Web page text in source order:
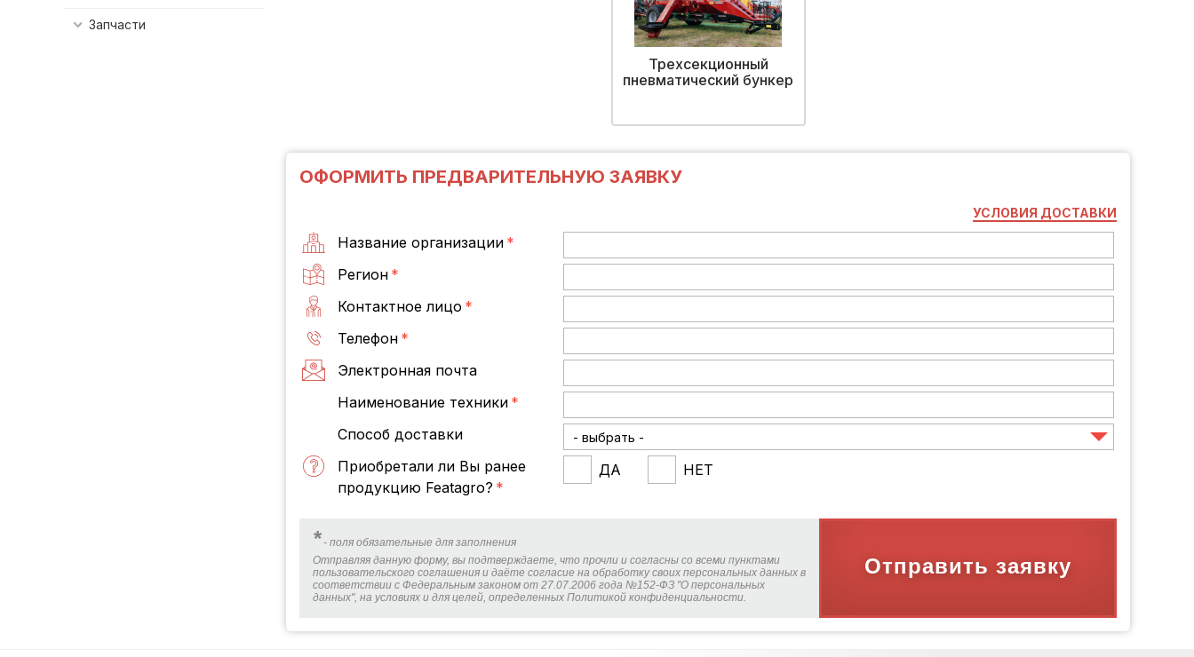
Запчасти
Трехсекционный
пневматический бункер
ОФОРМИТЬ ПРЕДВАРИТЕЛЬНУЮ ЗАЯВКУ
УСЛОВИЯ ДОСТАВКИ
Название организации *
Регион *
Контактное лицо *
Телефон *
Электронная почта
Наименование техники *
Способ доставки
Приобретали ли Вы ранее
продукцию Featagro? *
ДА НЕТ
* - поля обязательные для заполнения
Отправляя данную форму, вы подтверждаете, что прочли и согласны со всеми пунктами
пользовательского соглашения и даёте согласие на обработку своих персональных данных в
соответствии с Федеральным законом от 27.07.2006 года №152-ФЗ "О персональных
данных", на условиях и для целей, определенных Политикой конфиденциальности.
Отправить заявку